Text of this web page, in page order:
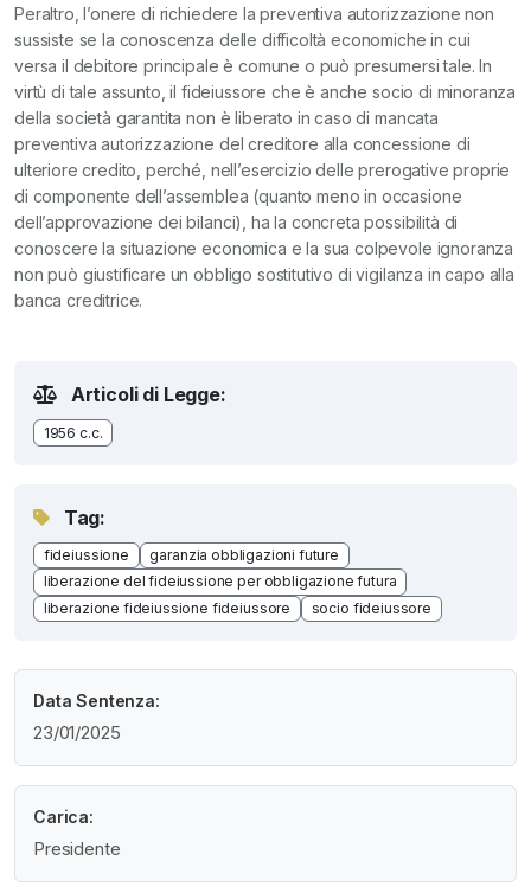
Peraltro, l’onere di richiedere la preventiva autorizzazione non
sussiste se la conoscenza delle difficoltà economiche in cui
versa il debitore principale è comune o può presumersi tale. In
virtù di tale assunto, il fideiussore che è anche socio di minoranza
della società garantita non è liberato in caso di mancata
preventiva autorizzazione del creditore alla concessione di
ulteriore credito, perché, nell’esercizio delle prerogative proprie
di componente dell’assemblea (quanto meno in occasione
dell’approvazione dei bilanci), ha la concreta possibilità di
conoscere la situazione economica e la sua colpevole ignoranza
non può giustificare un obbligo sostitutivo di vigilanza in capo alla
banca creditrice.
Articoli di Legge:
1956 c.c.
Tag:
fideiussione
garanzia obbligazioni future
liberazione del fideiussione per obbligazione futura
liberazione fideiussione fideiussore
socio fideiussore
Data Sentenza:
23/01/2025
Carica:
Presidente